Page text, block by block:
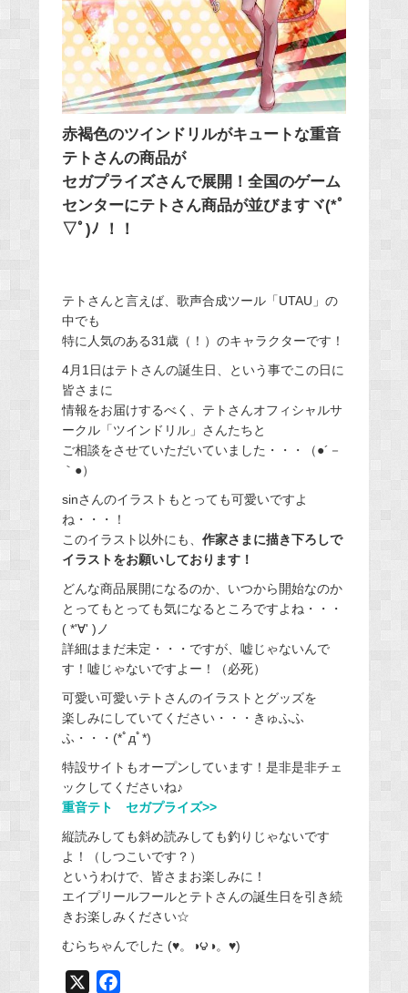
赤褐色のツインドリルがキュートな重音
テトさんの商品が
セガプライズさんで展開！全国のゲーム
センターにテトさん商品が並びますヾ(*ﾟ
▽ﾟ)ﾉ ！！
テトさんと言えば、歌声合成ツール「UTAU」の
中でも
特に人気のある31歳（！）のキャラクターです！
4月1日はテトさんの誕生日、という事でこの日に
皆さまに
情報をお届けするべく、テトさんオフィシャルサ
ークル「ツインドリル」さんたちと
ご相談をさせていただいていました・・・（●´－
｀●）
sinさんのイラストもとっても可愛いですよ
ね・・・！
このイラスト以外にも、 作家さまに描き下ろしで
イラストをお願いしております！
どんな商品展開になるのか、いつから開始なのか
とってもとっても気になるところですよね・・・
( *'∀' )ノ
詳細はまだ未定・・・ですが、嘘じゃないんで
す！嘘じゃないですよー！（必死）
可愛い可愛いテトさんのイラストとグッズを
楽しみにしていてください・・・きゅふふ
ふ・・・(*ﾟдﾟ*)
特設サイトもオープンしています！是非是非チェ
ックしてくださいね♪
重音テト セガプライズ>>
縦読みしても斜め読みしても釣りじゃないです
よ！（しつこいです？）
というわけで、皆さまお楽しみに！
エイプリールフールとテトさんの誕生日を引き続
きお楽しみください☆
むらちゃんでした (♥。◑౪◑。♥)